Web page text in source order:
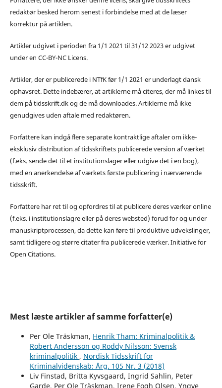
redaktør besked herom senest i forbindelse med at de læser
korrektur på artiklen.
Artikler udgivet i perioden fra 1/1 2021 til 31/12 2023 er udgivet
under en CC-BY-NC Licens.
Artikler, der er publicerede i NTfK før 1/1 2021 er underlagt dansk
ophavsret. Dette indebærer, at artiklerne må citeres, der må linkes til
dem på tidsskrift.dk og de må downloades. Artiklerne må ikke
genudgives uden aftale med redaktøren.
Forfattere kan indgå flere separate kontraktlige aftaler om ikke-
eksklusiv distribution af tidsskriftets publicerede version af værket
(f.eks. sende det til et institutionslager eller udgive det i en bog),
med en anerkendelse af værkets første publicering i nærværende
tidsskrift.
Forfattere har ret til og opfordres til at publicere deres værker online
(f.eks. i institutionslagre eller på deres websted) forud for og under
manuskriptprocessen, da dette kan føre til produktive udvekslinger,
samt tidligere og større citater fra publicerede værker. Initiative for
Open Citations.
Mest læste artikler af samme forfatter(e)
Per Ole Träskman, Henrik Tham: Kriminalpolitik &
Robert Andersson og Roddy Nilsson: Svensk
kriminalpolitik , Nordisk Tidsskrift for
Kriminalvidenskab: Årg. 105 Nr. 3 (2018)
Liv Finstad, Britta Kyvsgaard, Ingrid Sahlin, Peter
Garde, Per Ole Träskman, Irene Fogh Olsen, Yngve